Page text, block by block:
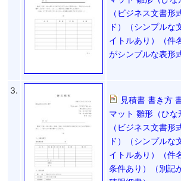
（ビジネス文書形
ド）（シンプルな
イトルあり）（件
がシンプルな表形
3.
見積書 書き方
マット 雛形（ひな
（ビジネス文書形
ド）（シンプルな
イトルあり）（件
条件あり）（別記